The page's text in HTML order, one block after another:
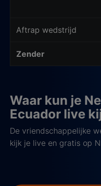
Aftrap wedstrijd
Zender
Waar kun je
Ecuador live
De vriendschappelijke
kijk je live en gratis op